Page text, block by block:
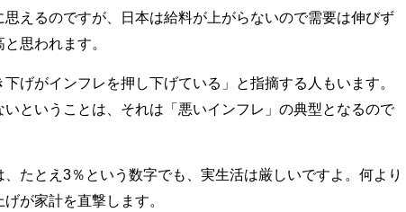
思えるのですが、日本は給料が上がらないので需要は伸びず
思われます。
げがインフレを押し下げている」と指摘する人もいます。
ということは、それは「悪いインフレ」の典型となるので
たとえ3％という数字でも、実生活は厳しいですよ。何より
が家計を直撃します。